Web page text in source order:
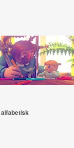
alfabetisk